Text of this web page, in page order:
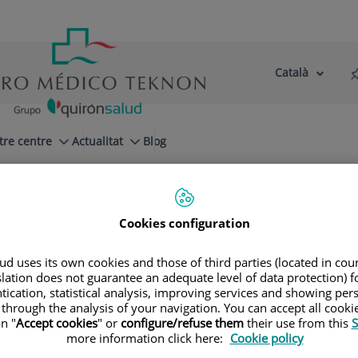
Selector
Llenguatge
Català
centre Actualitat Blog
Especialitats
teva pròxima cita amb els nostres millors
Cookies configuration
uses its own cookies and those of third parties (located in
does not guarantee an adequate level of data protection)
statistical analysis, improving services and showing
the analysis of your navigation. You can accept all
"Accept cookies" or configure/refuse themtheir use from this
more information click here: Cookie policy